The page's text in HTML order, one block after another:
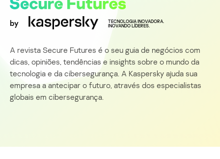
by
TECNOLOGIA INOVADORA.
INOVANDO LÍDERES.
A revista Secure Futures é o seu guia de negócios com
dicas, opiniões, tendências e insights sobre o mundo da
tecnologia e da cibersegurança. A Kaspersky ajuda sua
empresa a antecipar o futuro, através dos especialistas
globais em cibersegurança.